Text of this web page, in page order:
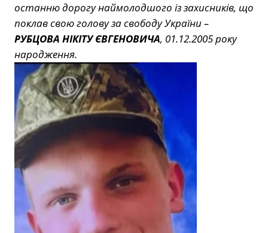
останню дорогу наймолодшого із захисників, що
поклав свою голову за свободу України –
РУБЦОВА НІКІТУ ЄВГЕНОВИЧА, 01.12.2005 року
народження.